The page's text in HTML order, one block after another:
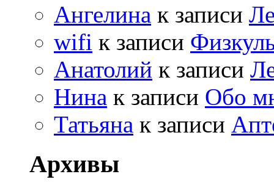
Ангелина к записи
wifi к записи
Анатолий к записи
Нина к записи Обо
Татьяна к записи
Архивы